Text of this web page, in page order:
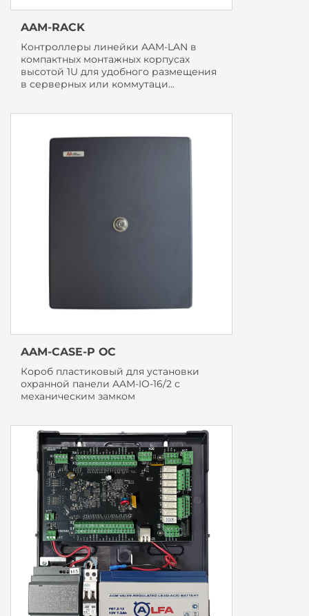
AAM-RACK
Контроллеры линейки AAM-LAN в
компактных монтажных корпусах
высотой 1U для удобного размещения
в серверных или коммутаци...
AAM-CASE-P ОС
Короб пластиковый для установки
охранной панели AAM-IO-16/2 с
механическим замком